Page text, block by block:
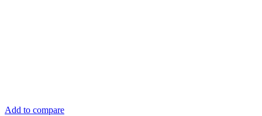
Add to compare